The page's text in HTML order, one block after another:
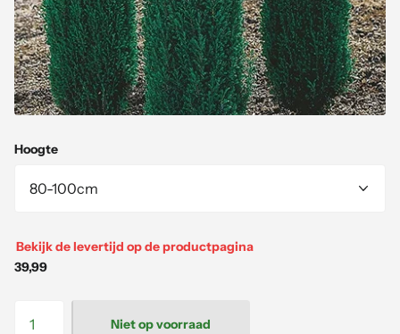
Hoogte
Bekijk de levertijd op de productpagina
39,99
Niet op voorraad